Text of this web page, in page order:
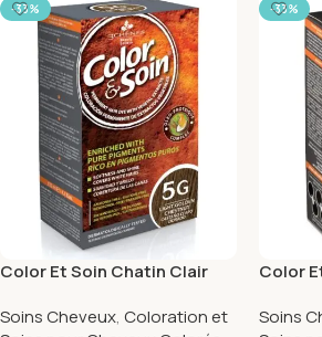
-33%
Color Et Soin Chatin Clair
Soins Cheveux, Coloration et
-33%
Color
Soins